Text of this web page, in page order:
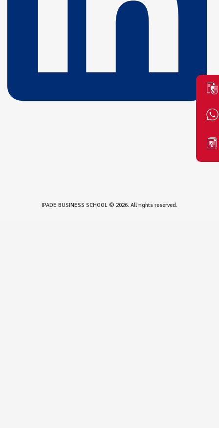
IPADE BUSINESS SCHOOL © 2026. All rights reserved.